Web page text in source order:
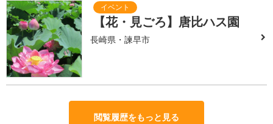
【花・見ごろ】唐比ハス園
長崎県・諫早市
閲覧履歴をもっと見る